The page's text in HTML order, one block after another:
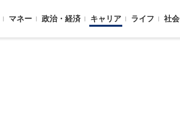
マネー 政治・経済 キャリア ライフ 社会